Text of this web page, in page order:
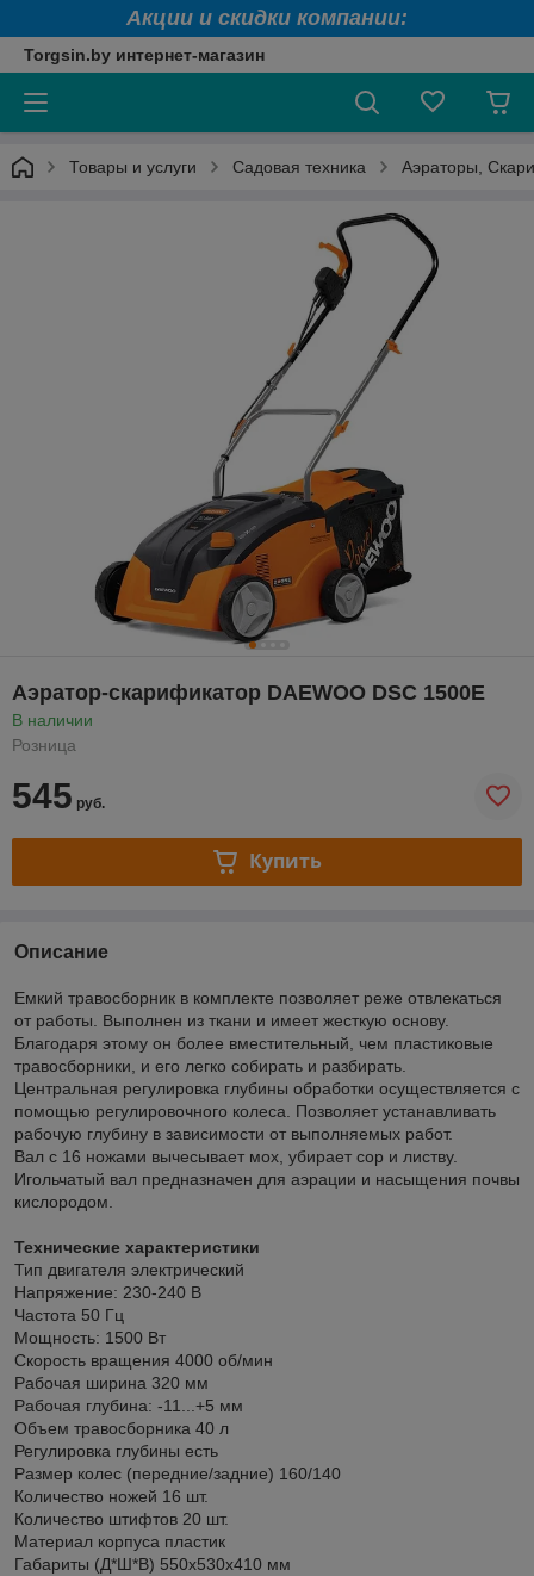
Акции и скидки компании:
Torgsin.by интернет-магазин
Товары и услуги Садовая техника Аэраторы,
Аэратор-скарификатор DAEWOO DSC 1500E
В наличии
Розница
545 руб.
Купить
Описание
Емкий травосборник в комплекте позволяет реже отвлекаться
от работы. Выполнен из ткани и имеет жесткую основу.
Благодаря этому он более вместительный, чем пластиковые
травосборники, и его легко собирать и разбирать.
Центральная регулировка глубины обработки осуществляется с
помощью регулировочного колеса. Позволяет устанавливать
рабочую глубину в зависимости от выполняемых работ.
Вал с 16 ножами вычесывает мох, убирает сор и листву.
Игольчатый вал предназначен для аэрации и насыщения почвы
кислородом.
Технические характеристики
Тип двигателя электрический
Напряжение: 230-240 B
Частота 50 Гц
Мощность: 1500 Вт
Скорость вращения 4000 об/мин
Рабочая ширина 320 мм
Рабочая глубина: -11...+5 мм
Объем травосборника 40 л
Регулировка глубины есть
Размер колес (передние/задние) 160/140
Количество ножей 16 шт.
Количество штифтов 20 шт.
Материал корпуса пластик
Габариты (Д*Ш*В) 550х530х410 мм